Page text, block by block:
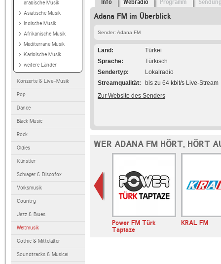
arabische Musik
Asiatische Musik
Indische Musik
Afrikanische Musik
Mediterrane Musik
Karibische Musik
weitere Länder
Konzerte & Live-Musik
Pop
Dance
Black Music
Rock
Oldies
Künstler
Schlager & Discofox
Volksmusik
Country
Jazz & Blues
Weltmusik
Gothic & Mittelalter
Soundtracks & Musical
Info Webradio Programm
Adana FM im Überblick
Sender: Adana FM
Land
Türkei
Sprache
Türkisch
Sendertyp
Lokalradio
Streamqualität
bis zu 64 kbit/s Live-Stream
Zur Website des Senders
WER ADANA FM HÖRT, HÖRT
Power FM Türk
Taptaze
KRAL FM